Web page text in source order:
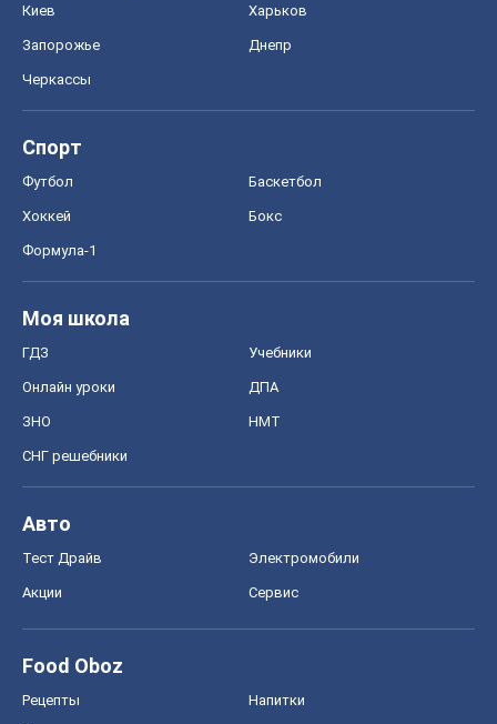
Киев Харьков
Запорожье Днепр
Черкассы
Спорт
Футбол Баскетбол
Хоккей Бокс
Формула-1
Моя школа
ГДЗ Учебники
Онлайн уроки ДПА
ЗНО НМТ
СНГ решебники
Авто
Тест Драйв Электромобили
Акции Сервис
Food Oboz
Рецепты Напитки